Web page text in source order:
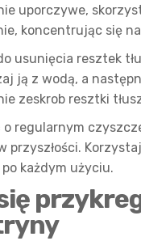
uporczywe,
koncentrując się
usunięcia resztek
ją z wodą, a
zeskrob resztki
regularnym
przyszłości.
każdym użyciu.